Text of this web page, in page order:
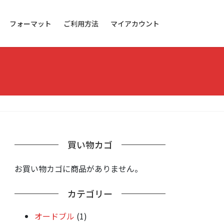
フォーマット ご利用方法 マイアカウント
買い物カゴ
お買い物カゴに商品がありません。
カテゴリー
オードブル (1)